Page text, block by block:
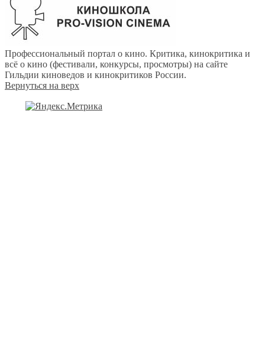
Профессиональный портал о кино. Критика, кинокритика и
всё о кино (фестивали, конкурсы, просмотры) на сайте
Гильдии киноведов и кинокритиков России.
Вернуться на верх